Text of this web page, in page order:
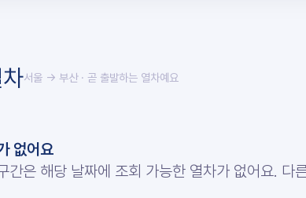
서울 → 부산· 곧 출발하는 열차예요
없어요
간은 해당 날짜에 조회 가능한 열차가 없어요. 다